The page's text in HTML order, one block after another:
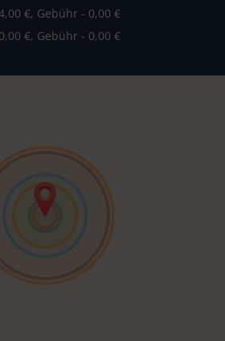
€, Gebühr - 0,00 €
€, Gebühr - 0,00 €